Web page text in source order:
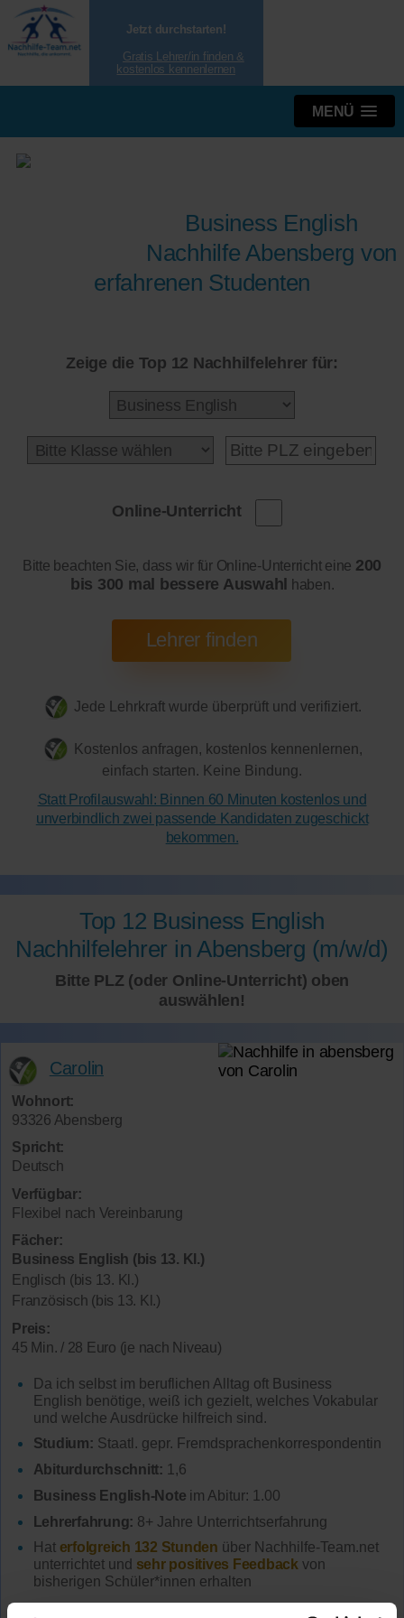
Jetzt durchstarten!
Gratis Lehrer/in finden &
kostenlos kennenlernen
MENÜ
Business English
Nachhilfe Abensberg von
erfahrenen Studenten
Zeige die Top 12 Nachhilfelehrer für:
Online-Unterricht
Bitte beachten Sie, dass wir für Online-Unterricht eine 200
bis 300 mal bessere Auswahl haben.
Jede Lehrkraft wurde überprüft und verifiziert.
Kostenlos anfragen, kostenlos kennenlernen,
einfach starten. Keine Bindung.
Statt Profilauswahl: Binnen 60 Minuten kostenlos und
unverbindlich zwei passende Kandidaten zugeschickt
bekommen.
Top 12 Business English
Nachhilfelehrer in Abensberg (m/w/d)
Bitte PLZ (oder Online-Unterricht) oben
auswählen!
Carolin
Wohnort:
93326 Abensberg
Spricht:
Deutsch
Verfügbar:
Flexibel nach Vereinbarung
Fächer:
Business English (bis 13. Kl.)
Englisch (bis 13. Kl.)
Französisch (bis 13. Kl.)
Preis:
45 Min. / 28 Euro (je nach Niveau)
Da ich selbst im beruflichen Alltag oft Business
English benötige, weiß ich gezielt, welches Vokabular
und welche Ausdrücke hilfreich sind.
Studium: Staatl. gepr. Fremdsprachenkorrespondentin
Abiturdurchschnitt: 1,6
Business English-Note im Abitur: 1.00
Lehrerfahrung: 8+ Jahre Unterrichtserfahrung
Hat erfolgreich 132 Stunden über Nachhilfe-Team.net
unterrichtet und sehr positives Feedbackvon
bisherigen Schüler*innen erhalten